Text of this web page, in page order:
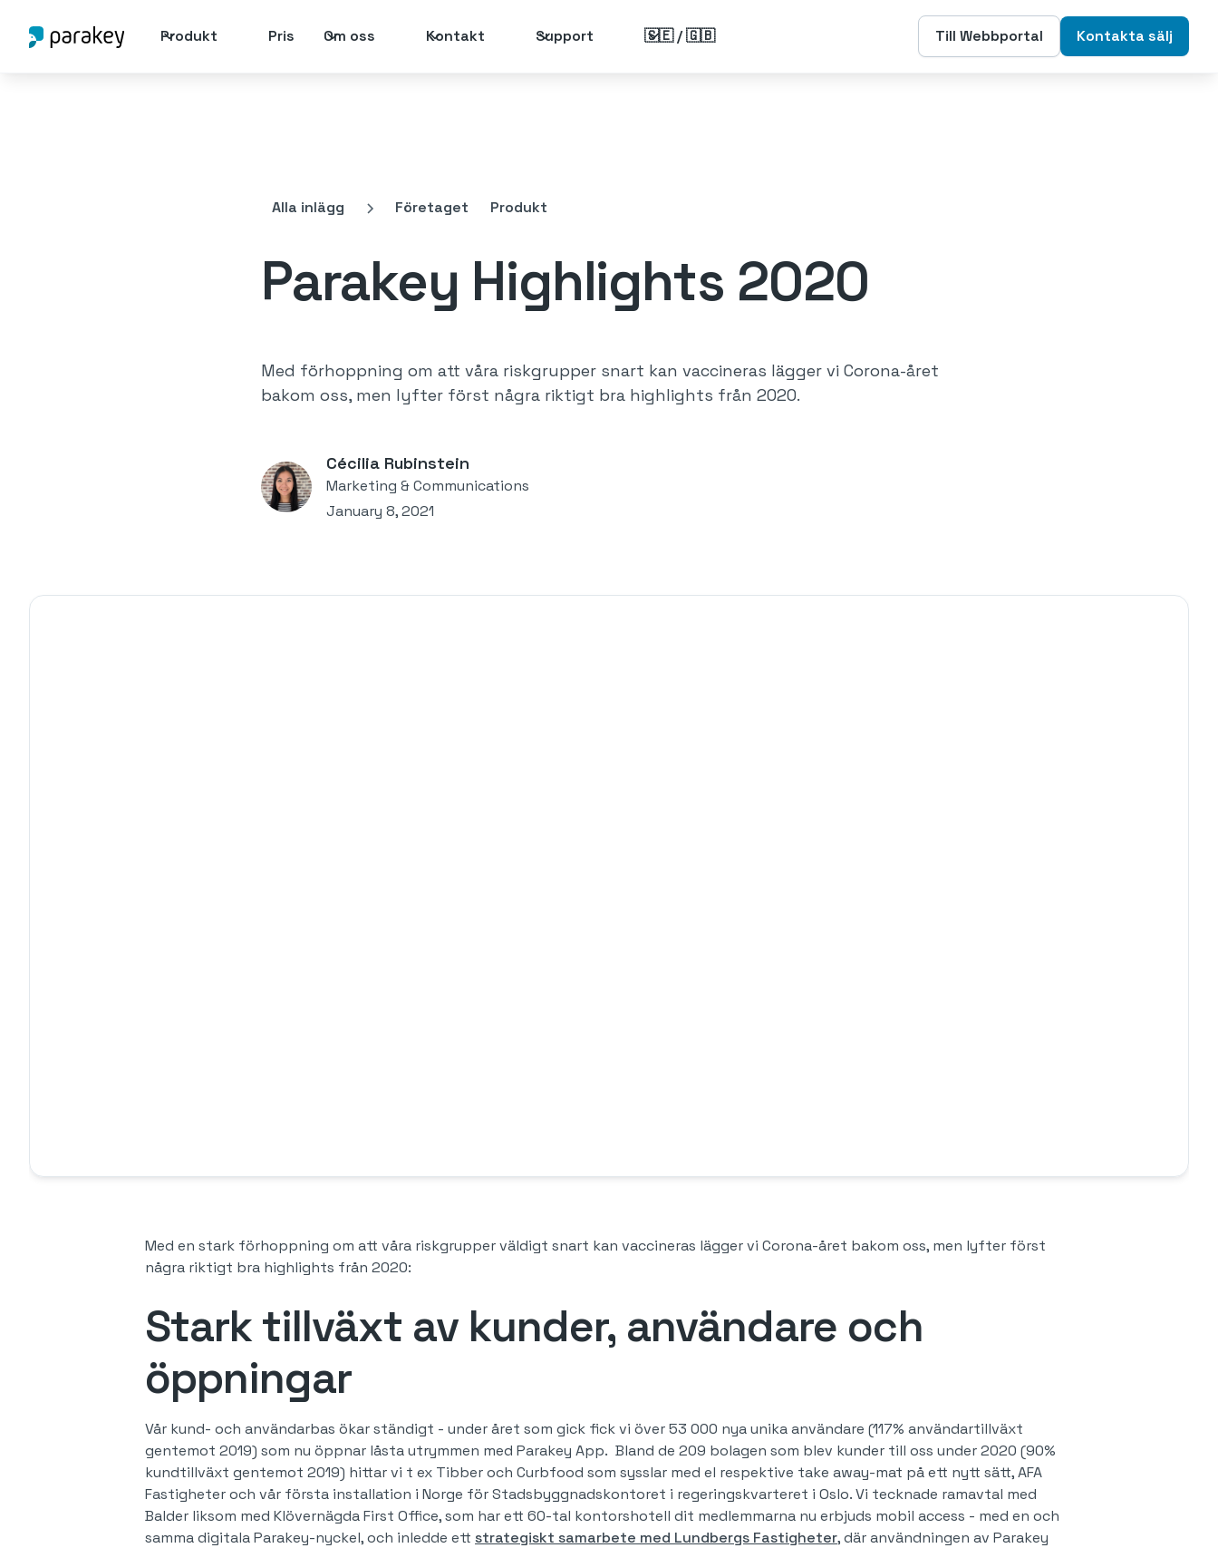
Produkt Pris Om oss Kontakt Support 🇸🇪 / 🇬🇧 Till Webbportal Kontakta sälj
Alla inlägg Företaget Produkt
Parakey Highlights 2020
Med förhoppning om att våra riskgrupper snart kan vaccineras lägger vi Corona-året
bakom oss, men lyfter först några riktigt bra highlights från 2020.
Cécilia Rubinstein
Marketing & Communications
January 8, 2021
Med en stark förhoppning om att våra riskgrupper väldigt snart kan vaccineras lägger vi Corona-året bakom oss, men lyfter först
några riktigt bra highlights från 2020:
Stark tillväxt av kunder, användare och
öppningar
Vår kund- och användarbas ökar ständigt - under året som gick fick vi över 53 000 nya unika användare (117% användartillväxt
gentemot 2019) som nu öppnar låsta utrymmen med Parakey App. Bland de 209 bolagen som blev kunder till oss under 2020 (90%
kundtillväxt gentemot 2019) hittar vi t ex Tibber och Curbfood som sysslar med el respektive take away-mat på ett nytt sätt, AFA
Fastigheter och vår första installation i Norge för Stadsbyggnadskontoret i regeringskvarteret i Oslo. Vi tecknade ramavtal med
Balder liksom med Klövernägda First Office, som har ett 60-tal kontorshotell dit medlemmarna nu erbjuds mobil access - med en och
samma digitala Parakey-nyckel, och inledde ett strategiskt samarbete med Lundbergs Fastigheter, där användningen av Parakey